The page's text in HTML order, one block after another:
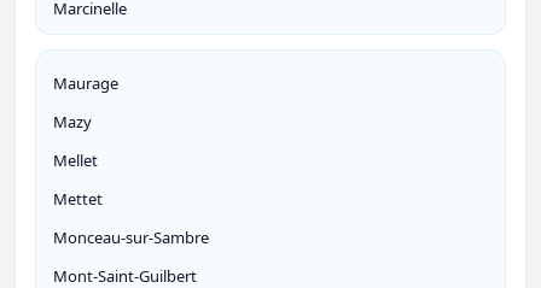
Marcinelle
Maurage
Mazy
Mellet
Mettet
Monceau-sur-Sambre
Mont-Saint-Guilbert